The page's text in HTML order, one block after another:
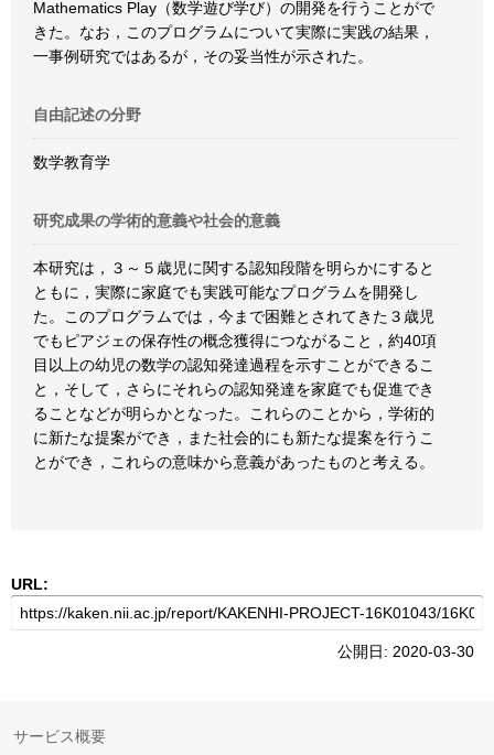
Mathematics Play（数学遊び学び）の開発を行うことがで
きた。なお，このプログラムについて実際に実践の結果，
一事例研究ではあるが，その妥当性が示された。
自由記述の分野
数学教育学
研究成果の学術的意義や社会的意義
本研究は，３～５歳児に関する認知段階を明らかにすると
ともに，実際に家庭でも実践可能なプログラムを開発し
た。このプログラムでは，今まで困難とされてきた３歳児
でもピアジェの保存性の概念獲得につながること，約40項
目以上の幼児の数学の認知発達過程を示すことができるこ
と，そして，さらにそれらの認知発達を家庭でも促進でき
ることなどが明らかとなった。これらのことから，学術的
に新たな提案ができ，また社会的にも新たな提案を行うこ
とができ，これらの意味から意義があったものと考える。
URL:
公開日: 2020-03-30
サービス概要